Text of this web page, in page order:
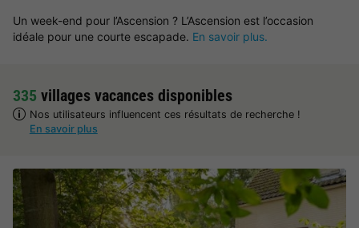
Un week-end pour l’Ascension ? L’Ascension est l’occasion
idéale pour une courte escapade. En savoir plus.
335 villages vacances disponibles
Nos utilisateurs influencent ces résultats de recherche !
En savoir plus